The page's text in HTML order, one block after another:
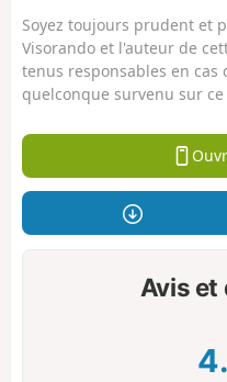
Soyez toujours prudent et
Visorando et l'auteur de
tenus responsables en
quelconque survenu sur
Avis